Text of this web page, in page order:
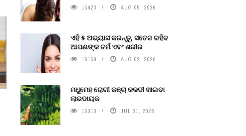
15423 AUG 05, 2026
ଏହି ୫ ଅଭ୍ୟାସ କରନ୍ତୁ, ସତେଜ ରହିବ
ଆପଣଙ୍କ ଚର୍ମ ଏବଂ ଶରୀର
16159 AUG 02, 2026
ମଧୁମେହ ରୋଗୀ କଞ୍ଚା କଳଦୀ ଖାଇବା
ଲାଭଦାୟକ
15013 JUL 31, 2026